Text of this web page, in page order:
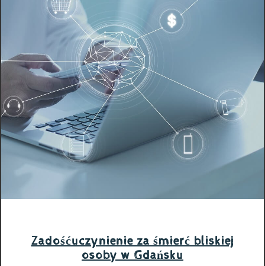
Zadośćuczynienie za śmierć bliskiej
osoby w Gdańsku